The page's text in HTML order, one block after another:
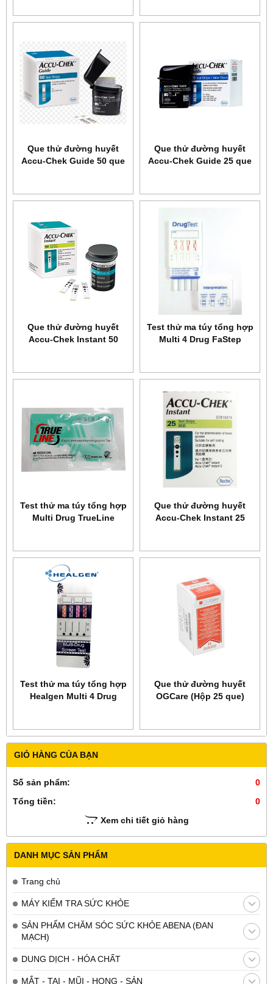
GIỎ HÀNG CỦA BẠN
Số sản phẩm:
0
Tổng tiền:
0
Xem chi tiết giỏ hàng
DANH MỤC SẢN PHẨM
Trang chủ
MÁY KIỂM TRA SỨC KHỎE
SẢN PHẨM CHĂM SÓC SỨC KHỎE ABENA (ĐAN
MẠCH)
DUNG DỊCH - HÓA CHẤT
MẮT - TAI - MŨI - HỌNG - SẢN
Que thử đường huyết
Accu-Chek Guide 50 que
Que thử đường huyết
Accu-Chek Guide 25 que
Que thử đường huyết
Accu-Chek Instant 50
Test thử ma túy tổng hợp
Multi 4 Drug FaStep
Test thử ma túy tổng hợp
Multi Drug TrueLine
Que thử đường huyết
Accu-Chek Instant 25
Test thử ma túy tổng hợp
Healgen Multi 4 Drug
Que thử đường huyết
OGCare (Hộp 25 que)